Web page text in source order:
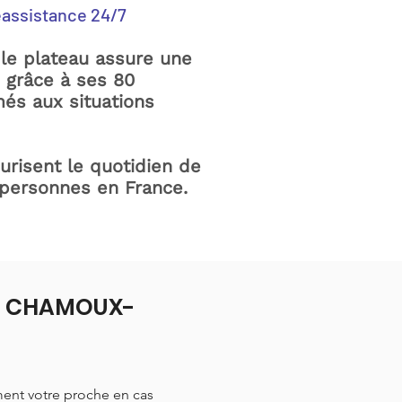
24/7
plateau assure une
à ses 80
aux situations
le quotidien de
en France.
votre proche en cas